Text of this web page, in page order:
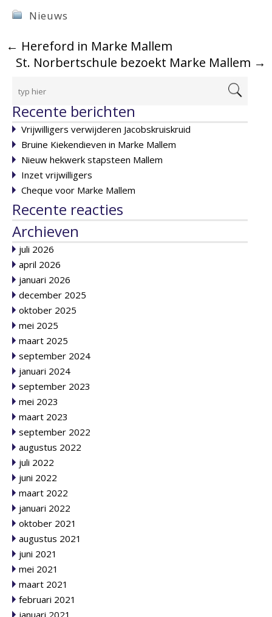
Nieuws
← Hereford in Marke Mallem
St. Norbertschule bezoekt Marke Mallem →
Recente berichten
Vrijwilligers verwijderen Jacobskruiskruid
Bruine Kiekendieven in Marke Mallem
Nieuw hekwerk stapsteen Mallem
Inzet vrijwilligers
Cheque voor Marke Mallem
Recente reacties
Archieven
juli 2026
april 2026
januari 2026
december 2025
oktober 2025
mei 2025
maart 2025
september 2024
januari 2024
september 2023
mei 2023
maart 2023
september 2022
augustus 2022
juli 2022
juni 2022
maart 2022
januari 2022
oktober 2021
augustus 2021
juni 2021
mei 2021
maart 2021
februari 2021
januari 2021